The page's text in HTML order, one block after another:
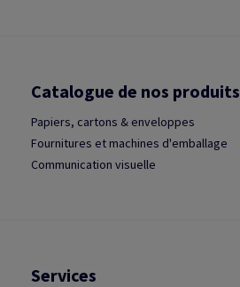
Catalogue de nos produits
Papiers, cartons & enveloppes
Fournitures et machines d'emballage
Communication visuelle
Services